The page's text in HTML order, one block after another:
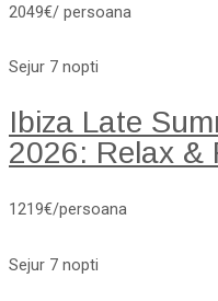
2049€/ persoana
Sejur 7 nopti
Ibiza Late
2026: Relax &
1219€/persoana
Sejur 7 nopti